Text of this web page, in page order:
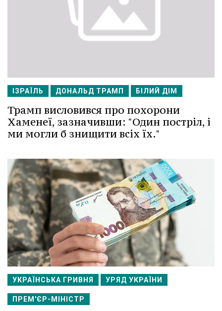
ІЗРАЇЛЬ ДОНАЛЬД ТРАМП БІЛИЙ ДІМ
Трамп висловився про похорони
Хаменеї, зазначивши: "Один постріл, і
ми могли б знищити всіх їх."
УКРАЇНСЬКА ГРИВНЯ УРЯД УКРАЇНИ
ПРЕМ'ЄР-МІНІСТР